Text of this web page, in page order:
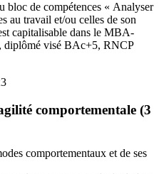
bloc de compétences « Analyser
au travail et/ou celles de son
capitalisable dans le MBA-
diplômé visé BAc+5, RNCP
comportementale (3
comportementaux et de ses